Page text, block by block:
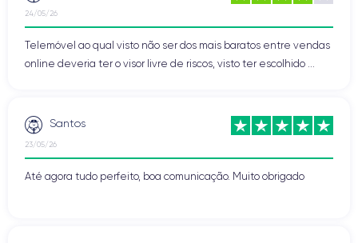
24/05/26
Telemóvel ao qual visto não ser dos mais baratos entre vendas
online deveria ter o visor livre de riscos, visto ter escolhido ...
Santos
23/05/26
Até agora tudo perfeito, boa comunicação. Muito obrigado